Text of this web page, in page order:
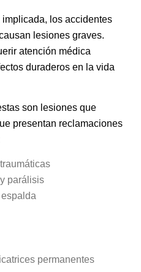
los accidentes
lesiones graves.
atención médica
duraderos en la vida
son lesiones que
presentan reclamaciones
parálisis
permanentes